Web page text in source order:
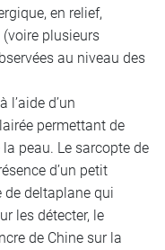
en relief,
plusieurs
au niveau des
l’aide d’un
permettant de
peau. Le sarcopte de
d’un petit
deltaplane qui
les détecter, le
de Chine sur la